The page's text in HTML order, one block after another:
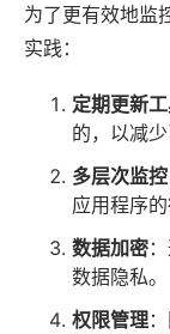
为了更有效地监
实践：
定期更新
的，以减
多层次监控
应用程序
数据加密
数据隐私。
权限管理